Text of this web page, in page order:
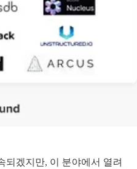
되겠지만, 이 분야에서 열려